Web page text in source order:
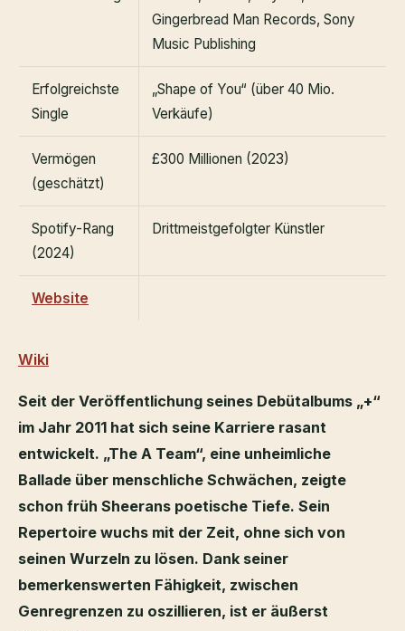
Gingerbread Man Records, Sony
Music Publishing
Erfolgreichste
Single
„Shape of You“ (über 40 Mio.
Verkäufe)
Vermögen
(geschätzt)
£300 Millionen (2023)
Spotify-Rang
(2024)
Drittmeistgefolgter Künstler
Website
Wiki
Seit der Veröffentlichung seines Debütalbums „+“
im Jahr 2011 hat sich seine Karriere rasant
entwickelt. „The A Team“, eine unheimliche
Ballade über menschliche Schwächen, zeigte
schon früh Sheerans poetische Tiefe. Sein
Repertoire wuchs mit der Zeit, ohne sich von
seinen Wurzeln zu lösen. Dank seiner
bemerkenswerten Fähigkeit, zwischen
Genregrenzen zu oszillieren, ist er äußerst